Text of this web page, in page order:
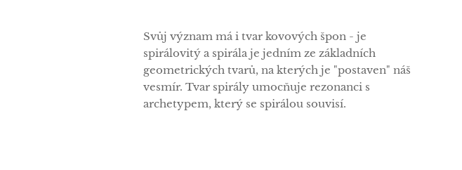
Svůj význam má i tvar kovových špon - je
spirálovitý a spirála je jedním ze základních
geometrických tvarů, na kterých je "postaven" náš
vesmír. Tvar spirály umocňuje rezonanci s
archetypem, který se spirálou souvisí.